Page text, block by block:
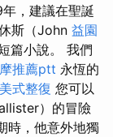
，建議在聖誕
斯（John 益園
篇小說。 我們
推薦ptt 永恆的
式整復 您可以
）的冒險
時，他意外地獨